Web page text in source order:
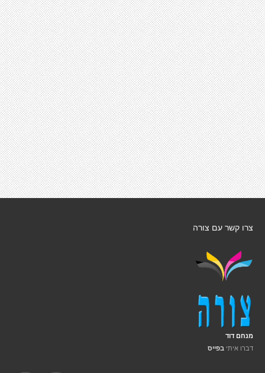
צרו קשר עם צורה
מנחם דוד
דברו איתי בפייס